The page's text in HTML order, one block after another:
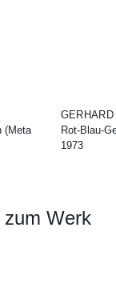
(Meta
Rot-Blau-
1973
zum Werk